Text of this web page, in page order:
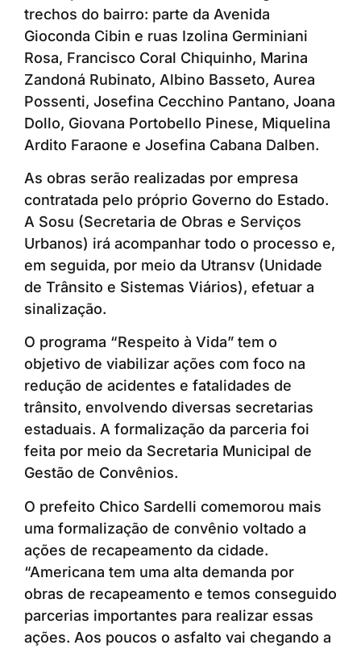
trechos do bairro: parte da Avenida
Gioconda Cibin e ruas Izolina Germiniani
Rosa, Francisco Coral Chiquinho, Marina
Zandoná Rubinato, Albino Basseto, Aurea
Possenti, Josefina Cecchino Pantano, Joana
Dollo, Giovana Portobello Pinese, Miquelina
Ardito Faraone e Josefina Cabana Dalben.
As obras serão realizadas por empresa
contratada pelo próprio Governo do Estado.
A Sosu (Secretaria de Obras e Serviços
Urbanos) irá acompanhar todo o processo e,
em seguida, por meio da Utransv (Unidade
de Trânsito e Sistemas Viários), efetuar a
sinalização.
O programa “Respeito à Vida” tem o
objetivo de viabilizar ações com foco na
redução de acidentes e fatalidades de
trânsito, envolvendo diversas secretarias
estaduais. A formalização da parceria foi
feita por meio da Secretaria Municipal de
Gestão de Convênios.
O prefeito Chico Sardelli comemorou mais
uma formalização de convênio voltado a
ações de recapeamento da cidade.
“Americana tem uma alta demanda por
obras de recapeamento e temos conseguido
parcerias importantes para realizar essas
ações. Aos poucos o asfalto vai chegando a